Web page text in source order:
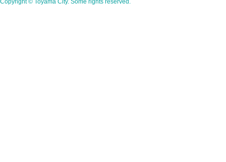
Copyright © Toyama City. Some rights reserved.